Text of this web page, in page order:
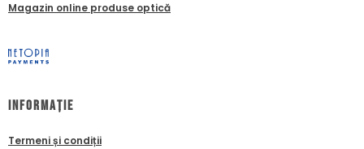
Magazin online produse optică
Informație
Termeni și condiții